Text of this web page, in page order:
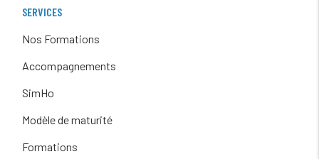
SERVICES
Nos Formations
Accompagnements
SimHo
Modèle de maturité
Formations